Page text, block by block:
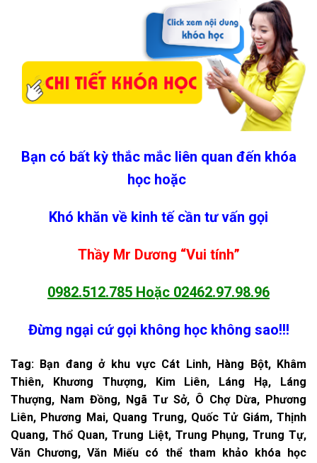
Bạn có bất kỳ thắc mắc liên quan đến khóa
học hoặc
Khó khăn về kinh tế cần tư vấn gọi
Thầy Mr Dương “Vui tính”
0982.512.785 Hoặc 02462.97.98.96
Đừng ngại cứ gọi không học không sao!!!
Tag: Bạn đang ở khu vực Cát Linh, Hàng Bột, Khâm
Thiên, Khương Thượng, Kim Liên, Láng Hạ, Láng
Thượng, Nam Đồng, Ngã Tư Sở, Ô Chợ Dừa, Phương
Liên, Phương Mai, Quang Trung, Quốc Tử Giám, Thịnh
Quang, Thổ Quan, Trung Liệt, Trung Phụng, Trung Tự,
Văn Chương, Văn Miếu có thể tham khảo khóa học